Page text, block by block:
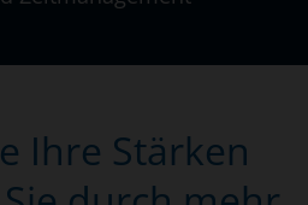
Ihre Stärken